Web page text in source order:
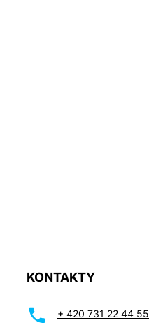
KONTAKTY
+ 420 731 22 44 55